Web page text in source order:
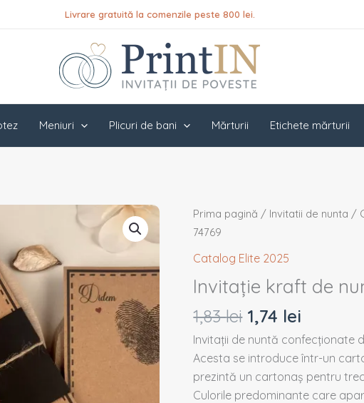
Livrare gratuită la comenzile peste 800 lei.
Meniuri Plicuri de bani Mărturii Etichete mărturii
Prima pagină / Invitatii de nunta /
74769
Catalog Elite 2025
Invitație kraft de
1,83lei
Prețul
a
fost:
1,83 lei.
1,74 lei
Prețul
Invitații de nuntă confecționate
Acesta se introduce într-un
prezintă un cartonaș pentru
Culorile predominante care